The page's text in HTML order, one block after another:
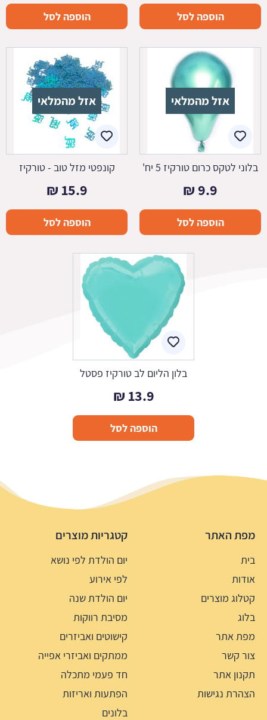
הוספה לסל הוספה לסל
אזל מהמלאי
בלוני לטקס כרום טורקיז 5 יח'
9.9
₪
הוספה לסל
אזל מהמלאי
קונפטי מזל טוב - טורקיז
15.9
₪
הוספה לסל
בלון הליום לב טורקיז פסטל
13.9
₪
הוספה לסל
מפת האתר
בית
אודות
קטלוג מוצרים
בלוג
מפת אתר
צור קשר
תקנון אתר
הצהרת נגישות
קטגריות מוצרים
יום הולדת לפי נושא
לפי אירוע
יום הולדת שנה
מסיבת רווקות
קישוטים ואביזרים
ממתקים ואביזרי אפייה
חד פעמי מתכלה
הפתעות ואריזות
בלונים